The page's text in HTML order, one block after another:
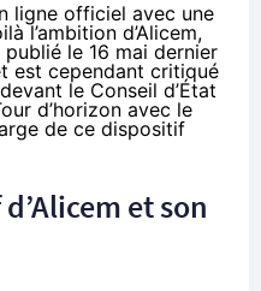
ligne officiel avec une
l’ambition d’Alicem,
publié le 16 mai dernier
est cependant critiqué
le Conseil d’État
d’horizon avec le
de ce dispositif
et son